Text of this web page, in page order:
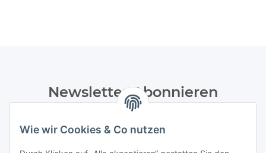
Wie wir Cookies & Co nutzen
Newsletter Abonnieren
Datenschutzerklärungregelmäßig und jederzeit widerruflich